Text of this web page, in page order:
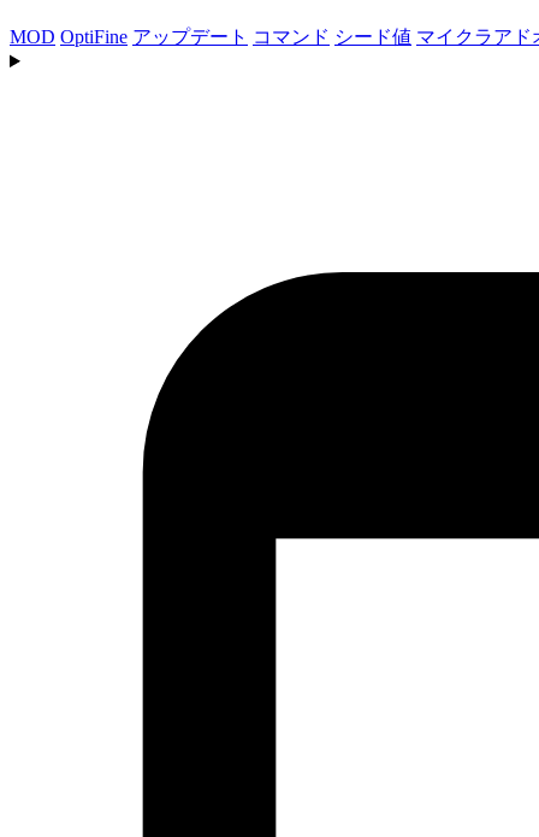
MOD OptiFine アップデート コマンド シード値 マイクラアド